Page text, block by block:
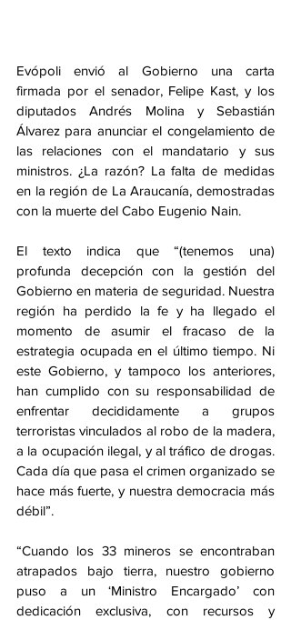
Evópoli envió al Gobierno una carta
firmada por el senador, Felipe Kast, y los
diputados Andrés Molina y Sebastián
Álvarez para anunciar el congelamiento de
las relaciones con el mandatario y sus
ministros. ¿La razón? La falta de medidas
en la región de La Araucanía, demostradas
con la muerte del Cabo Eugenio Nain.
El texto indica que “(tenemos una)
profunda decepción con la gestión del
Gobierno en materia de seguridad. Nuestra
región ha perdido la fe y ha llegado el
momento de asumir el fracaso de la
estrategia ocupada en el último tiempo. Ni
este Gobierno, y tampoco los anteriores,
han cumplido con su responsabilidad de
enfrentar decididamente a grupos
terroristas vinculados al robo de la madera,
a la ocupación ilegal, y al tráfico de drogas.
Cada día que pasa el crimen organizado se
hace más fuerte, y nuestra democracia más
débil”.
“Cuando los 33 mineros se encontraban
atrapados bajo tierra, nuestro gobierno
puso a un ‘Ministro Encargado’ con
dedicación exclusiva, con recursos y